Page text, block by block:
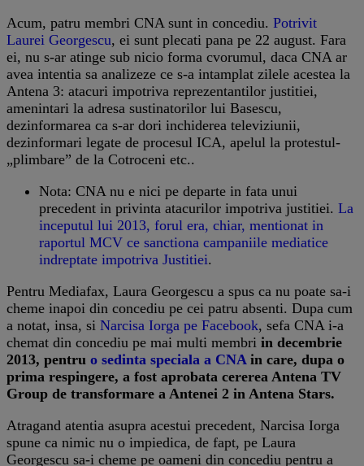
Acum, patru membri CNA sunt in concediu. Potrivit
Laurei Georgescu, ei sunt plecati pana pe 22 august. Fara
ei, nu s-ar atinge sub nicio forma cvorumul, daca CNA ar
avea intentia sa analizeze ce s-a intamplat zilele acestea la
Antena 3: atacuri impotriva reprezentantilor justitiei,
amenintari la adresa sustinatorilor lui Basescu,
dezinformarea ca s-ar dori inchiderea televiziunii,
dezinformari legate de procesul ICA, apelul la protestul-
„plimbare” de la Cotroceni etc..
Nota: CNA nu e nici pe departe in fata unui
precedent in privinta atacurilor impotriva justitiei. La
inceputul lui 2013, forul era, chiar, mentionat in
raportul MCV ce sanctiona campaniile mediatice
indreptate impotriva Justitiei.
Pentru Mediafax, Laura Georgescu a spus ca nu poate sa-i
cheme inapoi din concediu pe cei patru absenti. Dupa cum
a notat, insa, si Narcisa Iorga pe Facebook, sefa CNA i-a
chemat din concediu pe mai multi membri in decembrie
2013, pentru o sedinta speciala a CNA in care, dupa o
prima respingere, a fost aprobata cererea Antena TV
Group de transformare a Antenei 2 in Antena Stars.
Atragand atentia asupra acestui precedent, Narcisa Iorga
spune ca nimic nu o impiedica, de fapt, pe Laura
Georgescu sa-i cheme pe oameni din concediu pentru a